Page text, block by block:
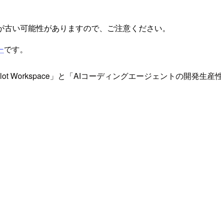
い可能性がありますので、ご注意ください。
です。
Workspace」と「AIコーディングエージェントの開発生産